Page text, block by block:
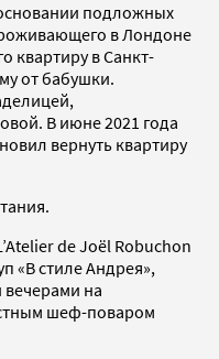
подложных
в Лондоне
квартиру в Санкт-
от бабушки.
В июне 2021 года
вернуть квартиру
de Joël Robuchon
«В стиле Андрея»,
на
шеф-поваром